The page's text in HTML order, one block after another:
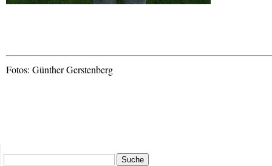
Fotos: Günther Gerstenberg
Suche